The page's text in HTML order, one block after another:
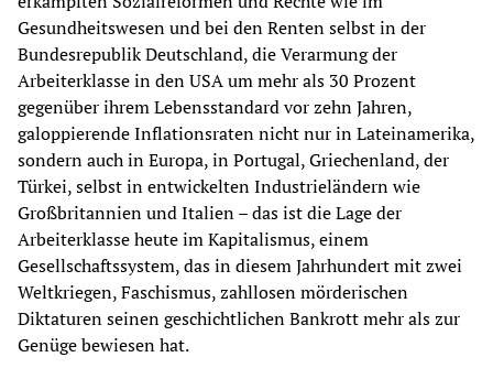
Gesundheitswesen und bei den Renten selbst in der
Bundesrepublik Deutschland, die Verarmung der
Arbeiterklasse in den USA um mehr als 30 Prozent
gegenüber ihrem Lebensstandard vor zehn Jahren,
galoppierende Inflationsraten nicht nur in Lateinamerika,
sondern auch in Europa, in Portugal, Griechenland, der
Türkei, selbst in entwickelten Industrieländern wie
Großbritannien und Italien – das ist die Lage der
Arbeiterklasse heute im Kapitalismus, einem
Gesellschaftssystem, das in diesem Jahrhundert mit zwei
Weltkriegen, Faschismus, zahllosen mörderischen
Diktaturen seinen geschichtlichen Bankrott mehr als zur
Genüge bewiesen hat.